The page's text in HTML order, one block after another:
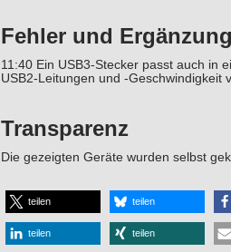
Fehler und
11:40 Ein USB3-Stecker passt auch in
USB2-Leitungen und -Geschwindigkeit
Transparenz
Die gezeigten Geräte wurden selbst
teilen teilen
teilen teilen